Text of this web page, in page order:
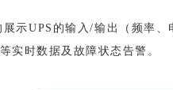
示UPS的输入/输出（频率
实时数据及故障状态告警。